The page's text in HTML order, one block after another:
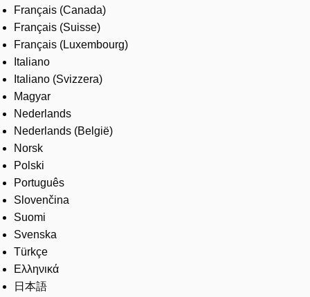
Français (Canada)
Français (Suisse)
Français (Luxembourg)
Italiano
Italiano (Svizzera)
Magyar
Nederlands
Nederlands (België)
Norsk
Polski
Português
Slovenčina
Suomi
Svenska
Türkçe
Ελληνικά
日本語